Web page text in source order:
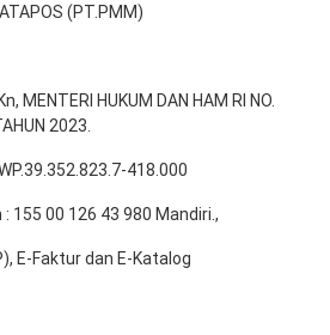
(PT.PMM)
MENTERI HUKUM DAN HAM RI NO.
2023.
418.000
155 00 126 43 980 Mandiri.,
E-Faktur dan E-Katalog